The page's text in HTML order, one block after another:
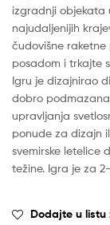
izgradnji objekata
najudaljenijih
čudovišne
posadom i trkajte
Igru je dizajnirao
dobro
upravljanja
ponude za dizajn
svemirske letelice
težine. Igra je za
Dodajte u listu